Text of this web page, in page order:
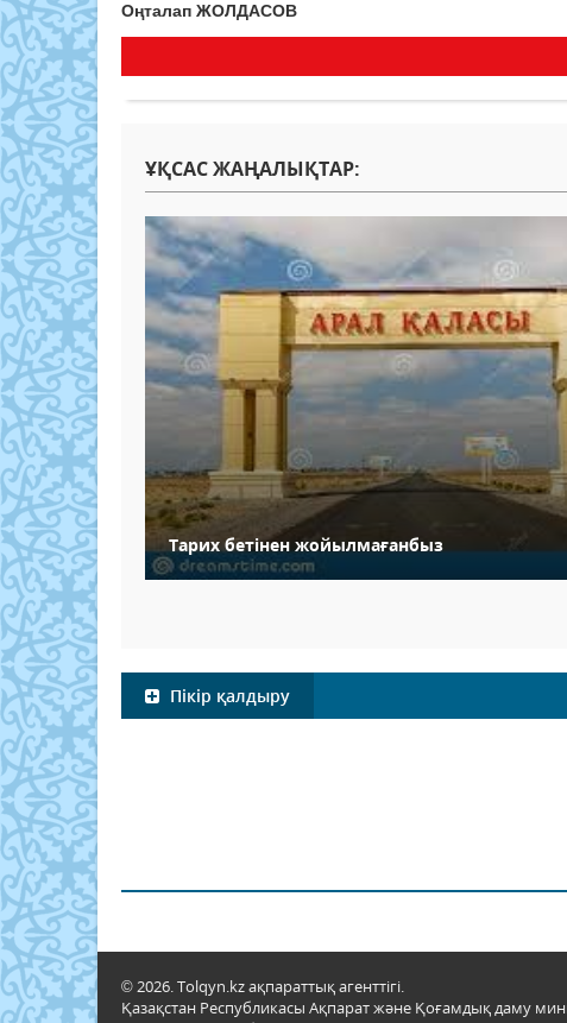
Оңталап ЖОЛДАСОВ
ҰҚСАС ЖАҢАЛЫҚТАР:
Тарих бетінен жойылмағанбыз
Пікір қалдыру
© 2026. Tolqyn.kz ақпараттық агенттігі.
Қазақстан Республикасы Ақпарат және Қоғамдық даму